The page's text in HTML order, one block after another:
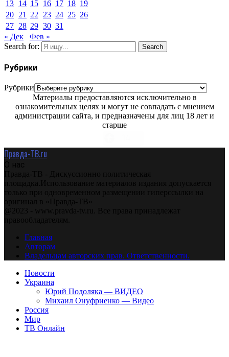
13 14 15 16 17 18 19
20 21 22 23 24 25 26
27 28 29 30 31
« Дек
Фев »
Search for:
Search
Рубрики
Рубрики
Материалы предоставляются исключительно в
ознакомительных целях и могут не совпадать с мнением
администрации сайта, и предназначены для лиц 18 лет и
старше
Правда-ТВ.ru
О нас
Правда-ТВ - Дискуссионно политическая
площадка.Использование материалов издания допускается
только при одновременном размещении гиперссылки на
оригинал в «Правда-ТВ»
@2023 - www.pravda-tv.ru. Все права принадлежат
правообладателям.
Главная
Авторам
Владельцам авторских прав. Ответственности.
Новости
Украина
Юрий Подоляка — ВИДЕО
Михаил Онуфриенко — Видео
Россия
Мир
ТВ Онлайн